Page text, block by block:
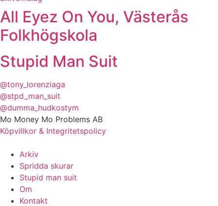
All Eyez On You, Västerås
Folkhögskola
Stupid Man Suit
@tony_lorenziaga
@stpd_man_suit
@dumma_hudkostym
Mo Money Mo Problems AB
Köpvillkor & Integritetspolicy
Arkiv
Spridda skurar
Stupid man suit
Om
Kontakt